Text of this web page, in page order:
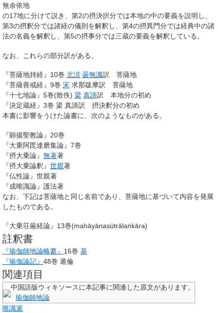
無余依地
の17地に分けて説き、第2の摂決択分では本地の中の要義を説明し、
第3の摂釈分では諸経の儀則を解釈し、第4の摂異門分では経典中の諸
法の名義を解釈し、第5の摂事分では三蔵の要義を解釈している。
なお、これらの部分訳がある。
『菩薩地持経』10巻 北涼 曇無讖訳 菩薩地
『菩薩善戒経』9巻 宋 求那跋摩訳 菩薩地
『十七地論』5巻(散佚) 梁 真諦訳 本地分の初め
『決定蔵経』3巻 梁 真諦訳 摂決釈分の初め
本書に影響をうけた論書に、次のようなものがある。
『顕揚聖教論』20巻
『大乗阿毘達磨集論』7巻
『摂大乗論』 無著著
『摂大乗論釈』 世親著
『仏性論』世親著
『成唯識論』護法著
なお、下記は菩薩地と同じ名前であり、菩薩地に基づいて内容を発展
したものである。
『大乗荘厳経論』13巻(mahāyānasūtrālaṅkāra)
註釈書
『瑜伽師地論略纂』 16巻 基
『瑜伽論記』 48巻 遁倫
関連項目
中国語版ウィキソースに本記事に関連した原文があります。
瑜伽師地論
唯識派